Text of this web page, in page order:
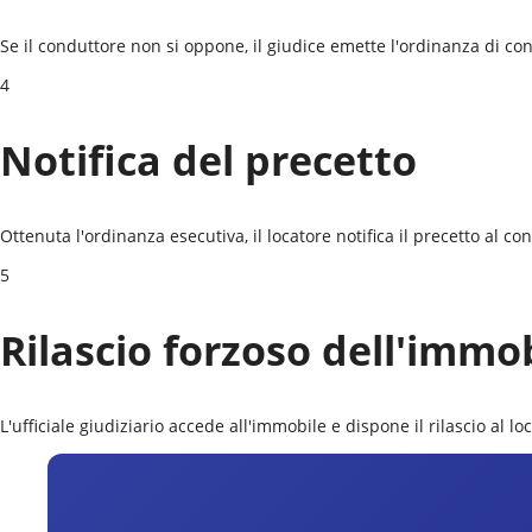
Se il conduttore non si oppone, il giudice emette l'ordinanza di
4
Notifica del precetto
Ottenuta l'ordinanza esecutiva, il locatore notifica il precetto al
5
Rilascio forzoso
L'ufficiale giudiziario accede all'immobile e dispone il rilascio al